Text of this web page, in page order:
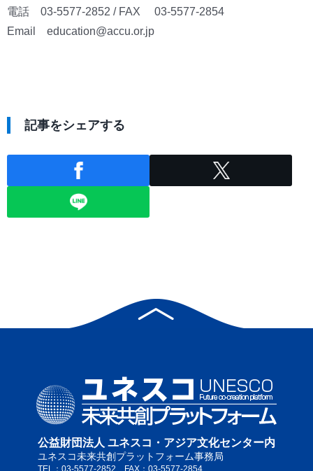
電話 03-5577-2852 / FAX 03-5577-2854
Email education@accu.or.jp
記事をシェアする
公益財団法人 ユネスコ・アジア文化センター内
ユネスコ未来共創プラットフォーム事務局
TEL：03-5577-2852 FAX：03-5577-2854